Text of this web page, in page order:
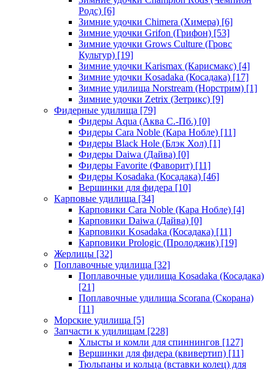
Родс) [6]
Зимние удочки Chimera (Химера) [6]
Зимние удочки Grifon (Грифон) [53]
Зимние удочки Grows Culture (Гровс
Культур) [19]
Зимние удочки Karismax (Карисмакс) [4]
Зимние удочки Kosadaka (Косадака) [17]
Зимние удилища Norstream (Норстрим) [1]
Зимние удочки Zetrix (Зетрикс) [9]
Фидерные удилища [79]
Фидеры Aqua (Аква С.-Пб.) [0]
Фидеры Cara Noble (Кара Нобле) [11]
Фидеры Black Hole (Блэк Хол) [1]
Фидеры Daiwa (Дайва) [0]
Фидеры Favorite (Фаворит) [11]
Фидеры Kosadaka (Косадака) [46]
Вершинки для фидера [10]
Карповые удилища [34]
Карповики Cara Noble (Кара Нобле) [4]
Карповики Daiwa (Дайва) [0]
Карповики Kosadaka (Косадака) [11]
Карповики Prologic (Пролоджик) [19]
Жерлицы [32]
Поплавочные удилища [32]
Поплавочные удилища Kosadaka (Косадака)
[21]
Поплавочные удилища Scorana (Скорана)
[11]
Морские удилища [5]
Запчасти к удилищам [228]
Хлысты и комли для спиннингов [127]
Вершинки для фидера (квивертип) [11]
Тюльпаны и кольца (вставки колец) для